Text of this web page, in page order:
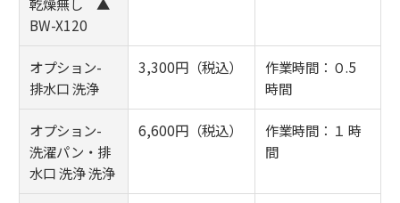
BW-X120
オプション-
排水口 洗浄
3,300円（税込）
作業時間：０.5
時間
オプション-
洗濯パン・排
水口 洗浄 洗浄
6,600円（税込）
作業時間：１ 時
間